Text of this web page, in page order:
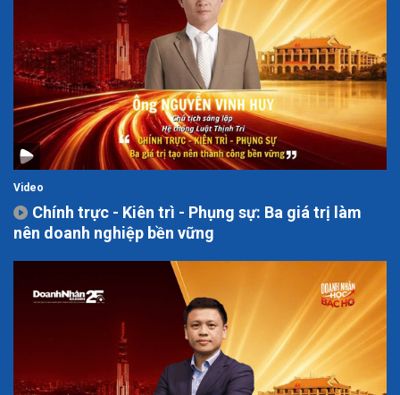
Video
Chính trực - Kiên trì - Phụng sự: Ba giá trị làm
nên doanh nghiệp bền vững